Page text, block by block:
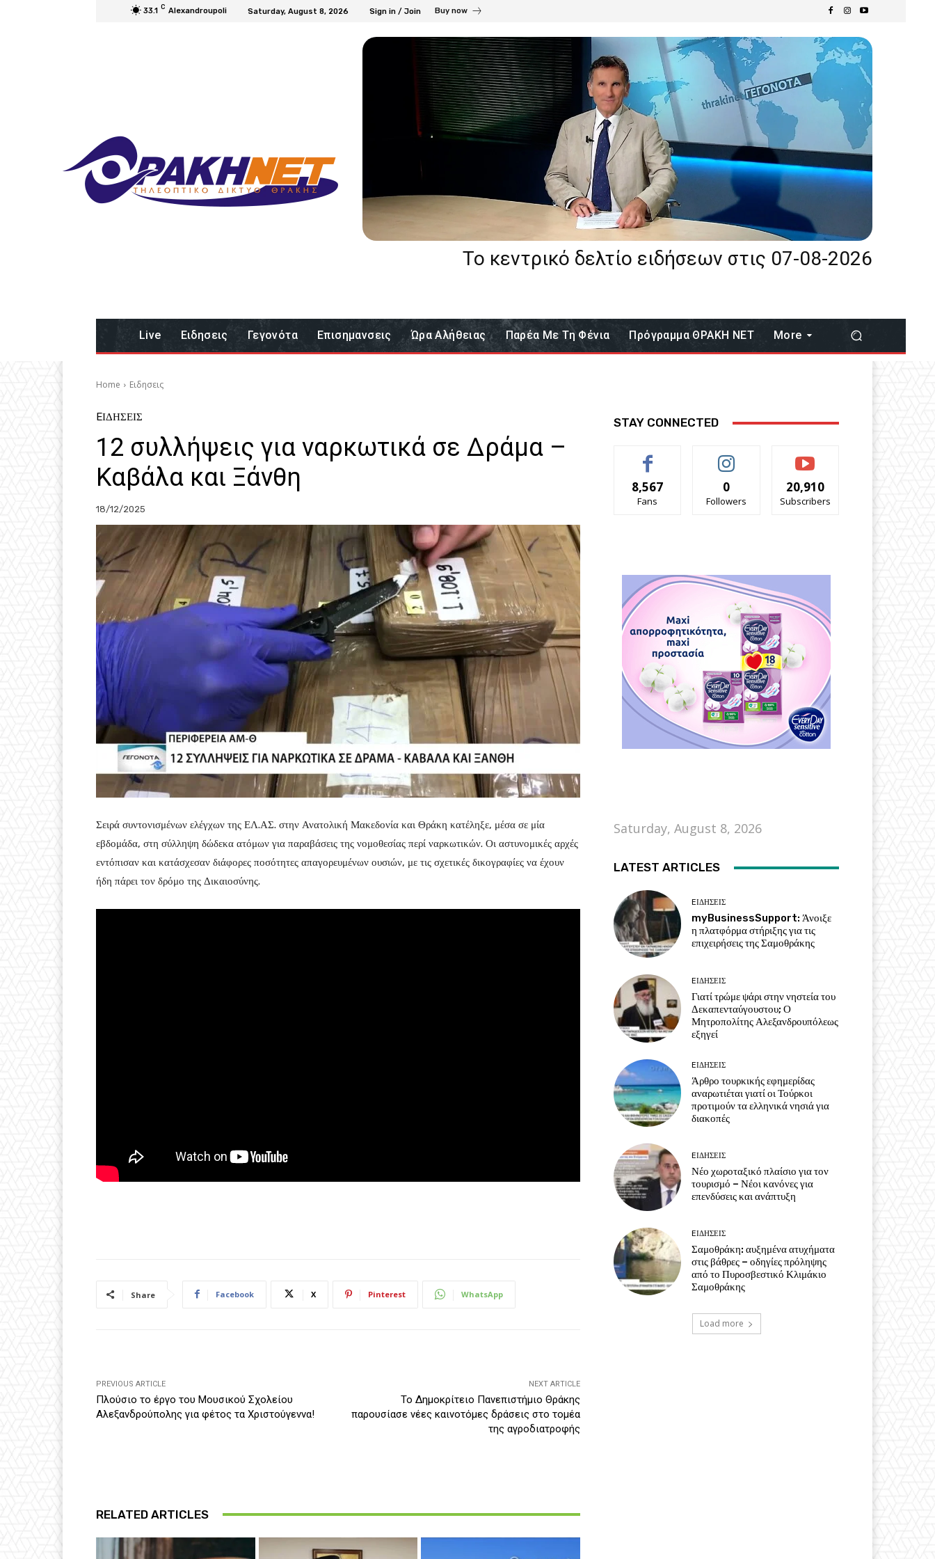
33.1 C Alexandroupoli Saturday, August 8, 2026 Sign in / Join Buy now
Το κεντρικό δελτίο ειδήσεων στις 07-08-2026
Live Eιδησεις Γεγονότα Επισημανσεις Ώρα Αλήθειας Παρέα Με Τη Φένια Πρόγραμμα ΘΡΑΚΗ ΝΕΤ More
Home Eιδησεις
EΙΔΗΣΕΙΣ
12 συλλήψεις για ναρκωτικά σε Δράμα –
Καβάλα και Ξάνθη
18/12/2025
Σειρά συντονισμένων ελέγχων της ΕΛ.ΑΣ. στην Ανατολική Μακεδονία και Θράκη κατέληξε, μέσα σε μία
εβδομάδα, στη σύλληψη δώδεκα ατόμων για παραβάσεις της νομοθεσίας περί ναρκωτικών. Οι αστυνομικές αρχές
εντόπισαν και κατάσχεσαν διάφορες ποσότητες απαγορευμένων ουσιών, με τις σχετικές δικογραφίες να έχουν
ήδη πάρει τον δρόμο της Δικαιοσύνης.
Share Facebook X Pinterest WhatsApp
PREVIOUS ARTICLE
Πλούσιο το έργο του Μουσικού Σχολείου
Αλεξανδρούπολης για φέτος τα Χριστούγεννα!
NEXT ARTICLE
Το Δημοκρίτειο Πανεπιστήμιο Θράκης
παρουσίασε νέες καινοτόμες δράσεις στο τομέα
της αγροδιατροφής
RELATED ARTICLES
STAY CONNECTED
8,567
Fans
0
Followers
20,910
Subscribers
Saturday, August 8, 2026
LATEST ARTICLES
EΙΔΗΣΕΙΣ
myBusinessSupport: Άνοιξε
η πλατφόρμα στήριξης για τις
επιχειρήσεις της Σαμοθράκης
EΙΔΗΣΕΙΣ
Γιατί τρώμε ψάρι στην νηστεία του
Δεκαπενταύγουστου; Ο
Μητροπολίτης Αλεξανδρουπόλεως
εξηγεί
EΙΔΗΣΕΙΣ
Άρθρο τουρκικής εφημερίδας
αναρωτιέται γιατί οι Τούρκοι
προτιμούν τα ελληνικά νησιά για
διακοπές
EΙΔΗΣΕΙΣ
Νέο χωροταξικό πλαίσιο για τον
τουρισμό – Νέοι κανόνες για
επενδύσεις και ανάπτυξη
EΙΔΗΣΕΙΣ
Σαμοθράκη: αυξημένα ατυχήματα
στις βάθρες – οδηγίες πρόληψης
από το Πυροσβεστικό Κλιμάκιο
Σαμοθράκης
Load more